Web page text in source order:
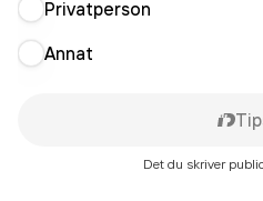
Privatperson
Annat
Det du skriver